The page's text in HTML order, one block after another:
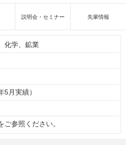
説明会・セミナー 先輩情報
化学 鉱業
5月実績）
参照ください。